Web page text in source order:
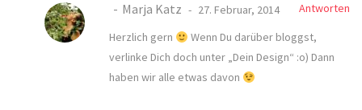
Marja Katz 27. Februar, 2014
Antworten
Herzlich gern
Wenn Du darüber bloggst,
verlinke Dich doch unter „Dein Design“ :o) Dann
haben wir alle etwas davon